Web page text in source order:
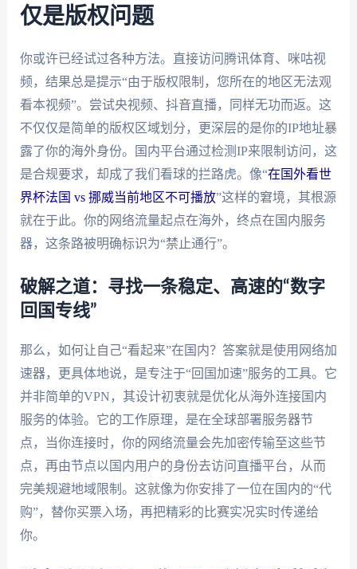
仅是版权问题
你或许已经试过各种方法。直接访问腾讯体育、咪咕视
频，结果总是提示“由于版权限制，您所在的地区无法观
看本视频”。尝试央视频、抖音直播，同样无功而返。这
不仅仅是简单的版权区域划分，更深层的是你的IP地址暴
露了你的海外身份。国内平台通过检测IP来限制访问，这
是合规要求，却成了我们看球的拦路虎。像“在国外看世
界杯法国 vs 挪威当前地区不可播放”这样的窘境，其根源
就在于此。你的网络流量起点在海外，终点在国内服务
器，这条路被明确标识为“禁止通行”。
破解之道：寻找一条稳定、高速的“数字
回国专线”
那么，如何让自己“看起来”在国内？答案就是使用网络加
速器，更具体地说，是专注于“回国加速”服务的工具。它
并非简单的VPN，其设计初衷就是优化从海外连接国内
服务的体验。它的工作原理，是在全球部署服务器节
点，当你连接时，你的网络流量会先加密传输至这些节
点，再由节点以国内用户的身份去访问直播平台，从而
完美规避地域限制。这就像为你安排了一位在国内的“代
购”，替你买票入场，再把精彩的比赛实况实时传递给
你。